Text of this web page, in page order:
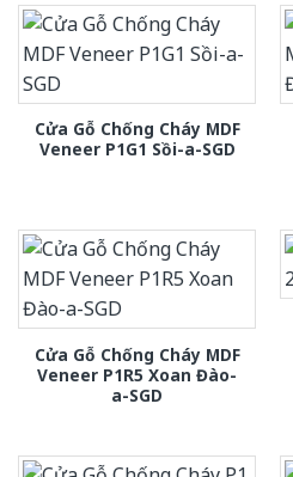
Cửa Gỗ Chống Cháy MDF
Veneer P1G1 Sồi-a-SGD
Cửa Gỗ Chống Cháy MDF
Veneer P1R5 Xoan Đào-
a-SGD